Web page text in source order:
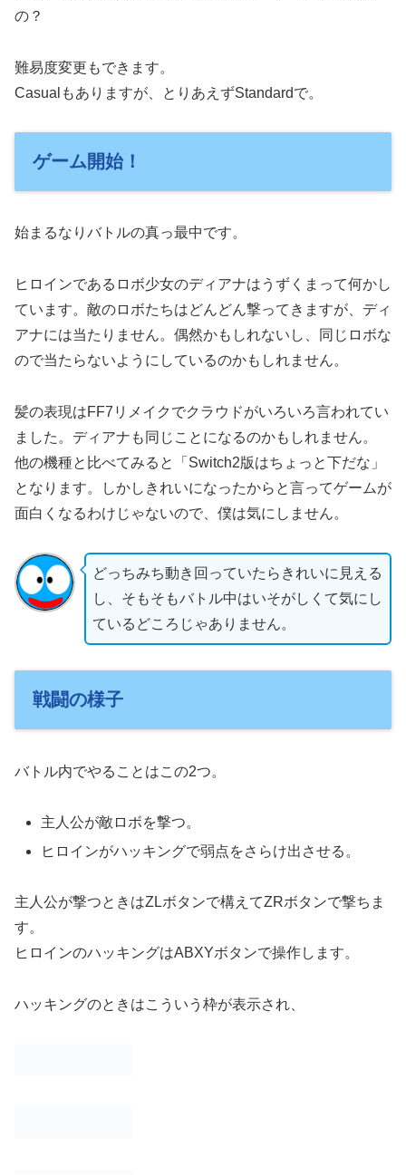
の？
難易度変更もできます。
Casualもありますが、とりあえずStandardで。
ゲーム開始！
始まるなりバトルの真っ最中です。
ヒロインであるロボ少女のディアナはうずくまって何かし
ています。敵のロボたちはどんどん撃ってきますが、ディ
アナには当たりません。偶然かもしれないし、同じロボな
ので当たらないようにしているのかもしれません。
髪の表現はFF7リメイクでクラウドがいろいろ言われてい
ました。ディアナも同じことになるのかもしれません。
他の機種と比べてみると「Switch2版はちょっと下だな」
となります。しかしきれいになったからと言ってゲームが
面白くなるわけじゃないので、僕は気にしません。
どっちみち動き回っていたらきれいに見える
し、そもそもバトル中はいそがしくて気にし
ているどころじゃありません。
戦闘の様子
バトル内でやることはこの2つ。
主人公が敵ロボを撃つ。
ヒロインがハッキングで弱点をさらけ出させる。
主人公が撃つときはZLボタンで構えてZRボタンで撃ちま
す。
ヒロインのハッキングはABXYボタンで操作します。
ハッキングのときはこういう枠が表示され、